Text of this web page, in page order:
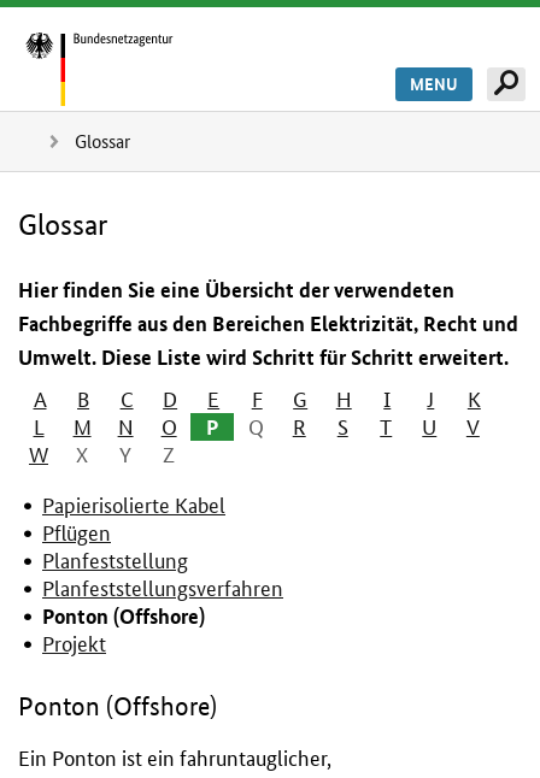
MENU
Glossar
Glossar
Hier finden Sie eine Übersicht der verwendeten
Fachbegriffe aus den Bereichen Elektrizität, Recht und
Umwelt. Diese Liste wird Schritt für Schritt erweitert.
A
B C D E F G H I J
K
L
M N O P Q R S T U
V
W
X Y Z
Papierisolierte Kabel
Pflügen
Planfeststellung
Planfeststellungsverfahren
Ponton (Offshore)
Projekt
Ponton (Offshore)
Ein Ponton ist ein fahruntauglicher,